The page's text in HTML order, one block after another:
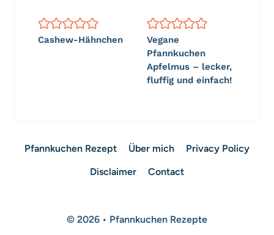
Cashew-Hähnchen
Vegane
Pfannkuchen
Apfelmus – lecker,
fluffig und einfach!
Pfannkuchen Rezept Über mich
Privacy Policy
Disclaimer
Contact
© 2026 • Pfannkuchen Rezepte